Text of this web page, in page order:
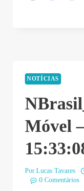
NOTÍCIAS
Móvel
Por Lucas Tavares
0 Comentários